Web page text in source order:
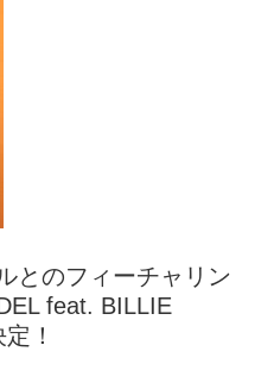
とのフィーチャリン
feat. BILLIE
！